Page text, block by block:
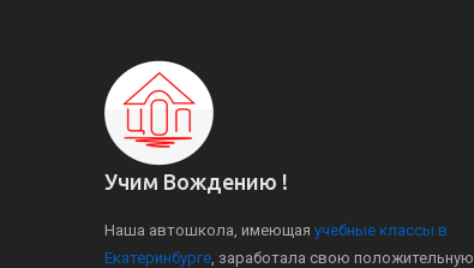
Учим Вождению !
Наша автошкола, имеющая учебные классы в
Екатеринбурге , заработала свою положительную